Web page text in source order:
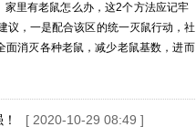
里有老鼠怎么办，这2个方法应记牢
议，一是配合该区的统一灭鼠行动，社
面消灭各种老鼠，减少老鼠基数，进而
[ 2020-10-29 08:49 ]